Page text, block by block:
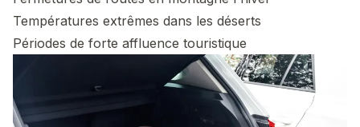
Températures extrêmes dans les déserts
Périodes de forte affluence touristique